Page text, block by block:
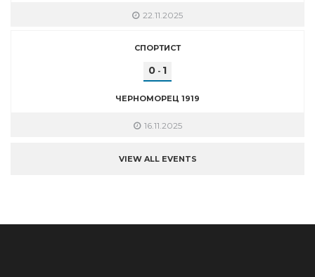
22.11.2025
СПОРТИСТ
0 - 1
ЧЕРНОМОРЕЦ 1919
16.11.2025
VIEW ALL EVENTS